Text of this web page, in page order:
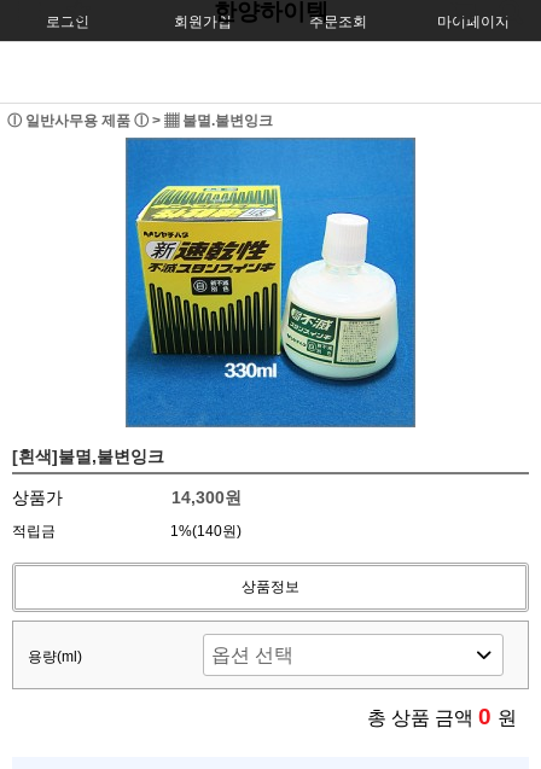
로그인 회원가입 주문조회 마이페이지
한양하이텍
ⓛ 일반사무용 제품 ⓛ > ▦ 불멸.불변잉크
[흰색]불멸,불변잉크
상품가 14,300원
적립금 1%(140원)
상품정보
용량(ml)
총 상품 금액 0 원